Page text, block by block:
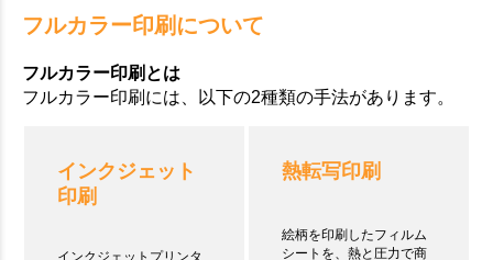
フルカラー印刷について
フルカラー印刷とは
フルカラー印刷には、以下の2種類の手法があります。
インクジェット
印刷
インクジェットプリンタ
熱転写印刷
絵柄を印刷したフィルム
シートを、熱と圧力で商